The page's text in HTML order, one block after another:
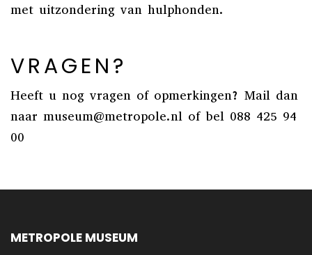
met uitzondering van hulphonden.
VRAGEN?
Heeft u nog vragen of opmerkingen? Mail dan
naar museum@metropole.nl of bel 088 425 94
00
METROPOLE MUSEUM